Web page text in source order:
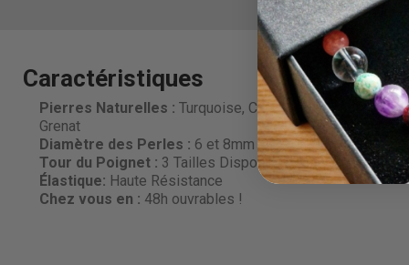
Caractéristiques
Pierres Naturelles : Turquoise, Chrysocolle, Apatite et
Grenat
Diamètre des Perles : 6 et 8mm
Tour du Poignet : 3 Tailles Disponibles
Élastique: Haute Résistance
Chez vous en : 48h ouvrables !